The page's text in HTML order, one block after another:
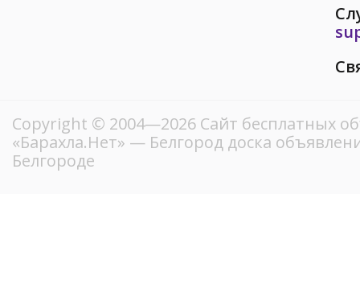
Copyright © 2004—2026 Сайт бесплатных
«Барахла.Нет» — Белгород доска
Белгороде